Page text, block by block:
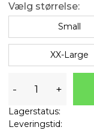
Vælg størrelse:
Small
XX-Large
- +
Lagerstatus:
Leveringstid: